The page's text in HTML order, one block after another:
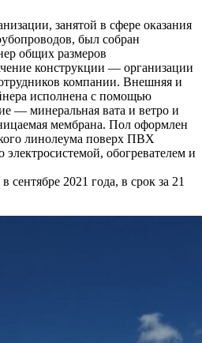
занятой в сфере оказания
был собран
общих размеров
конструкции — организации
компании. Внешняя и
исполнена с помощью
— минеральная вата и ветро и
мембрана. Пол оформлен
линолеума поверх ПВХ
обогревателем и
2021 года, в срок за 21